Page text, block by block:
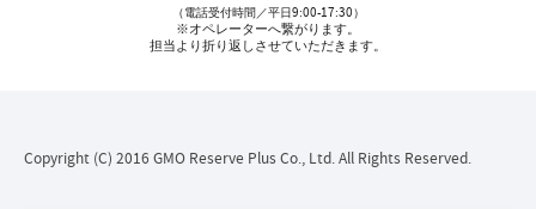
（電話受付時間／平日9:00-17:30）
※オペレーターへ繋がります。
担当より折り返しさせていただきます。
Copyright (C) 2016 GMO Reserve Plus Co., Ltd. All Rights Reserved.